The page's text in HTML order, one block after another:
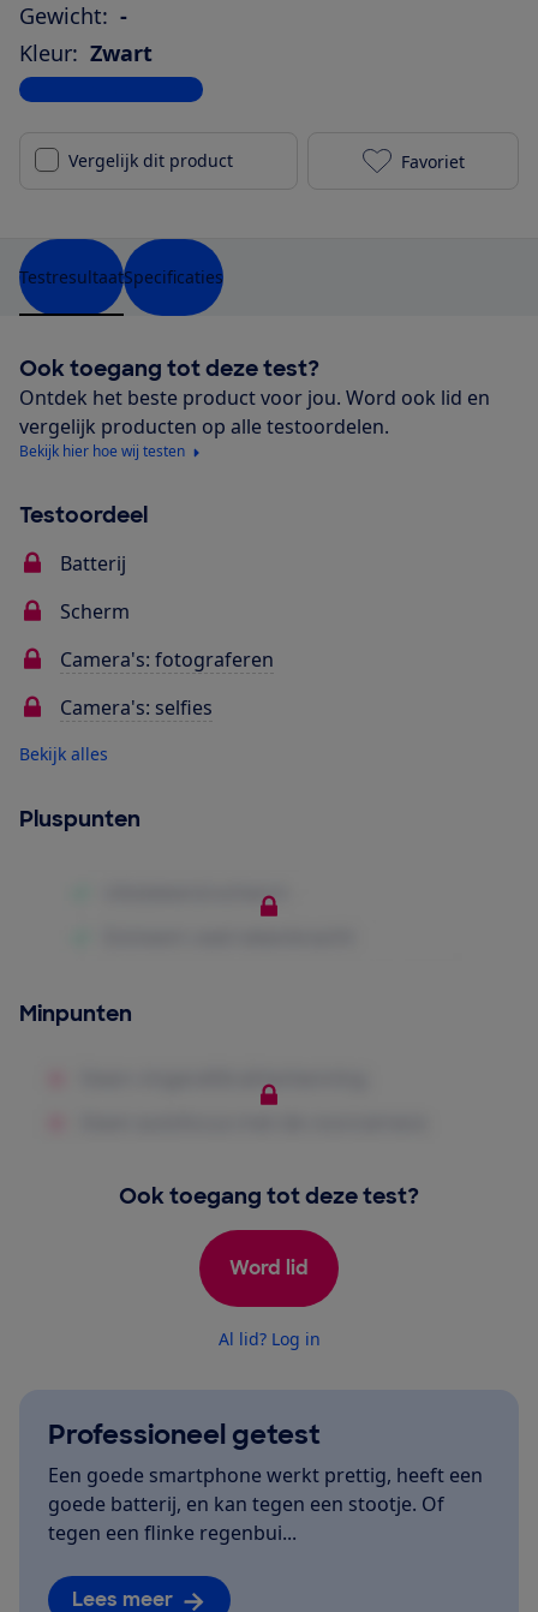
Gewicht: -
Kleur: Zwart
Bekijk alle specificaties
Vergelijk dit product Xiaomi 13
Favoriet
TestresultaatSpecificaties
Ook toegang tot deze test?
Ontdek het beste product voor jou. Word ook lid en
vergelijk producten op alle testoordelen.
Bekijk hier hoe wij testen
Testoordeel
Batterij
Scherm
Camera's: fotograferen
Camera's: selfies
Bekijk alles
Pluspunten
Minpunten
Ook toegang tot deze test?
Word lid
Al lid? Log in
Professioneel getest
Een goede smartphone werkt prettig, heeft een
goede batterij, en kan tegen een stootje. Of
tegen een flinke regenbui...
Lees meer